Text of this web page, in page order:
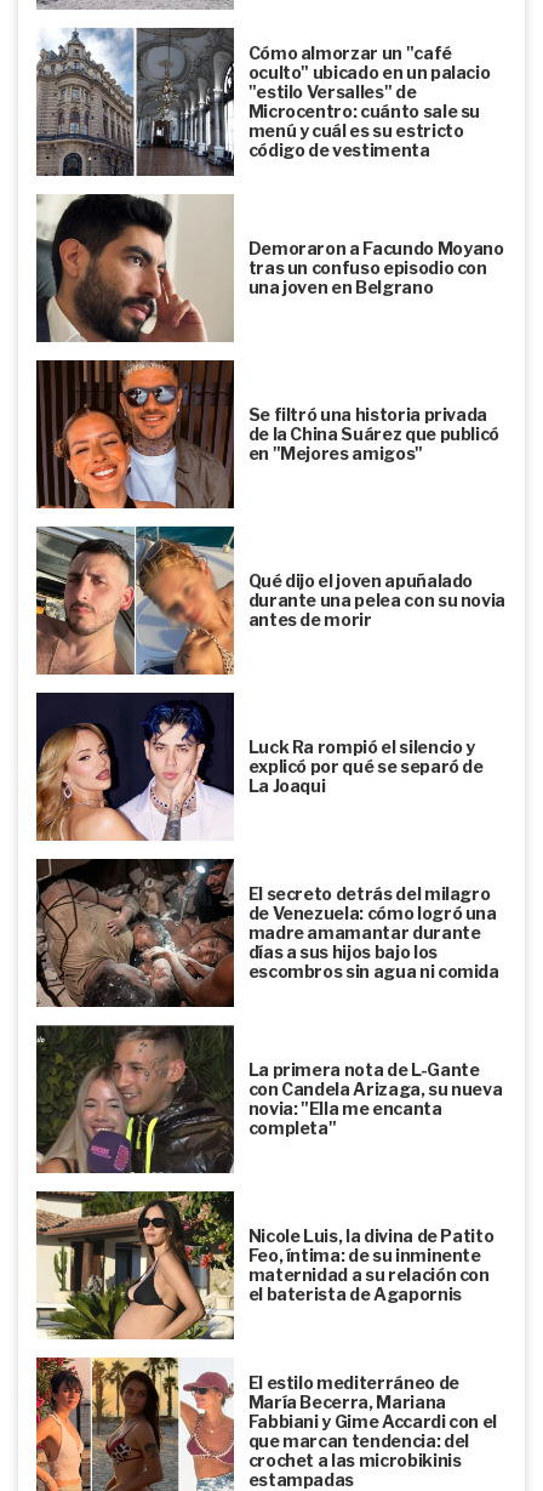
Cómo almorzar un "café
oculto" ubicado en un palacio
"estilo Versalles" de
Microcentro: cuánto sale su
menú y cuál es su estricto
código de vestimenta
Demoraron a Facundo Moyano
tras un confuso episodio con
una joven en Belgrano
Se filtró una historia privada
de la China Suárez que publicó
en "Mejores amigos"
Qué dijo el joven apuñalado
durante una pelea con su novia
antes de morir
Luck Ra rompió el silencio y
explicó por qué se separó de
La Joaqui
El secreto detrás del milagro
de Venezuela: cómo logró una
madre amamantar durante
días a sus hijos bajo los
escombros sin agua ni comida
La primera nota de L-Gante
con Candela Arizaga, su nueva
novia: "Ella me encanta
completa"
Nicole Luis, la divina de Patito
Feo, íntima: de su inminente
maternidad a su relación con
el baterista de Agapornis
El estilo mediterráneo de
María Becerra, Mariana
Fabbiani y Gime Accardi con el
que marcan tendencia: del
crochet a las microbikinis
estampadas